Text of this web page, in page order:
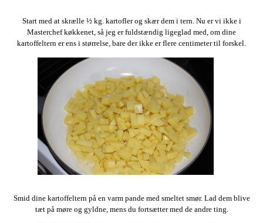
Start med at skrælle ½ kg. kartofler og skær dem i tern. Nu er vi ikke i
Masterchef køkkenet, så jeg er fuldstændig ligeglad med, om dine
kartoffeltern er ens i størrelse, bare der ikke er flere centimeter til forskel.
Smid dine kartoffeltern på en varm pande med smeltet smør. Lad dem blive
tæt på møre og gyldne, mens du fortsætter med de andre ting.